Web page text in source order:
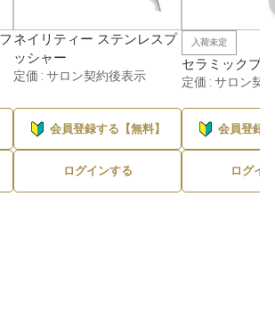
ネイリティー ステンレスプ
ッシャー
定価 : サロン契約後表示
会員登録する【無料】
ログインする
入荷未定
セラミックプッ
定価 : サロン契
会員登録
ログイ